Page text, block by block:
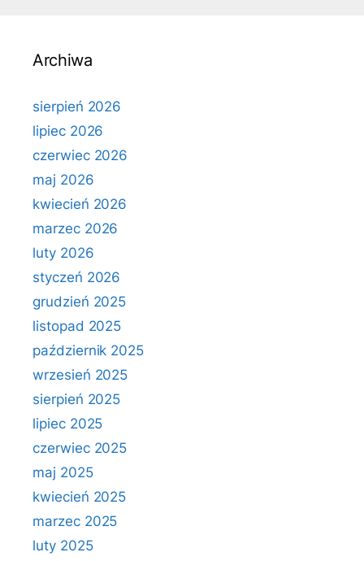
Archiwa
sierpień 2026
lipiec 2026
czerwiec 2026
maj 2026
kwiecień 2026
marzec 2026
luty 2026
styczeń 2026
grudzień 2025
listopad 2025
październik 2025
wrzesień 2025
sierpień 2025
lipiec 2025
czerwiec 2025
maj 2025
kwiecień 2025
marzec 2025
luty 2025